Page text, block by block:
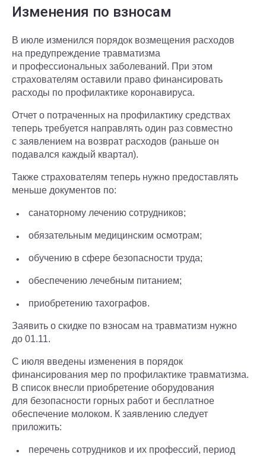
Изменения по взносам
В июле изменился порядок возмещения расходов
на предупреждение травматизма
и профессиональных заболеваний. При этом
страхователям оставили право финансировать
расходы по профилактике коронавируса.
Отчет о потраченных на профилактику средствах
теперь требуется направлять один раз совместно
с заявлением на возврат расходов (раньше он
подавался каждый квартал).
Также страхователям теперь нужно предоставлять
меньше документов по:
санаторному лечению сотрудников;
обязательным медицинским осмотрам;
обучению в сфере безопасности труда;
обеспечению лечебным питанием;
приобретению тахографов.
Заявить о скидке по взносам на травматизм нужно
до 01.11.
С июля введены изменения в порядок
финансирования мер по профилактике травматизма.
В список внесли приобретение оборудования
для безопасности горных работ и бесплатное
обеспечение молоком. К заявлению следует
приложить:
перечень сотрудников и их профессий, период